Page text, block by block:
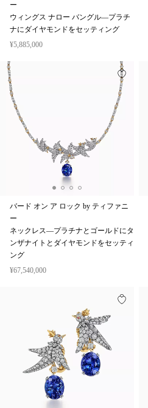
ー
ウィングス ナロー バングル—プラチ
ナにダイヤモンドをセッティング
¥5,885,000
バード オン ア ロック by ティファニ
ー
ネックレス—プラチナとゴールドにタ
ンザナイトとダイヤモンドをセッティ
ング
¥67,540,000